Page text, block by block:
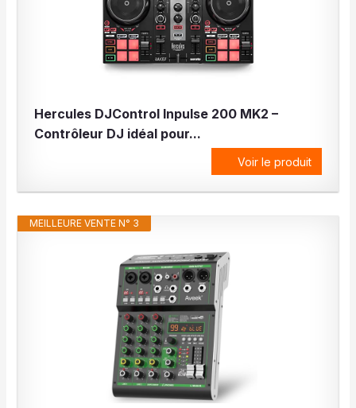
Hercules DJControl Inpulse 200 MK2 –
Contrôleur DJ idéal pour...
Voir le produit
MEILLEURE VENTE N° 3